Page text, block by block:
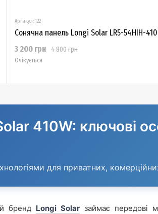
410W: ключові
для приватних,
бренд Longi Solarзаймає передові
Артикул: 122
Сонячна панель Longi Solar LR5-54HIH-
4 800 грн
3 200 грн
Очікується